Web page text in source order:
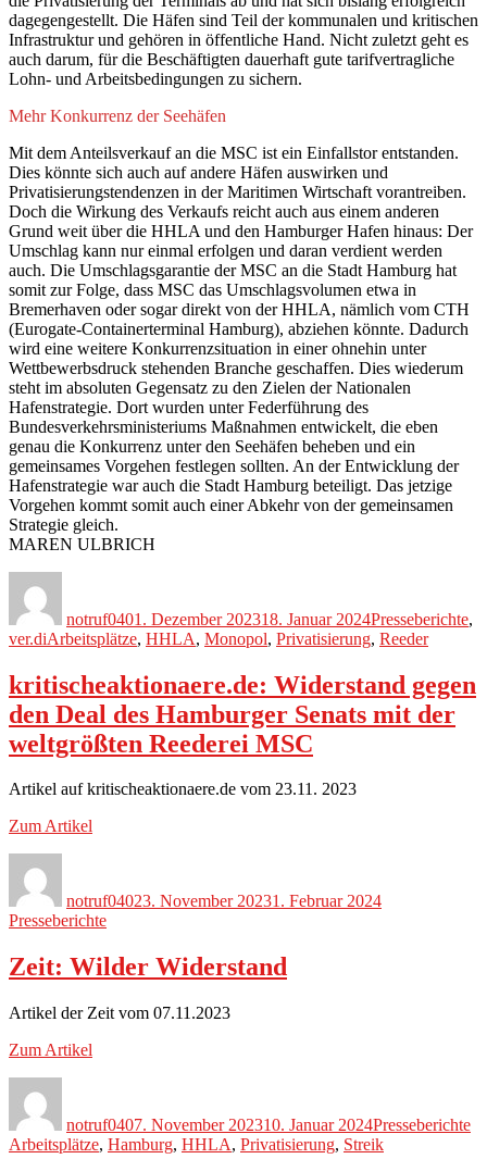
dagegengestellt. Die Häfen sind Teil der kommunalen und kritischen
Infrastruktur und gehören in öffentliche Hand. Nicht zuletzt geht es
auch darum, für die Beschäftigten dauerhaft gute tarifvertragliche
Lohn- und Arbeitsbedingungen zu sichern.
Mehr Konkurrenz der Seehäfen
Mit dem Anteilsverkauf an die MSC ist ein Einfallstor entstanden.
Dies könnte sich auch auf andere Häfen auswirken und
Privatisierungstendenzen in der Maritimen Wirtschaft vorantreiben.
Doch die Wirkung des Verkaufs reicht auch aus einem anderen
Grund weit über die HHLA und den Hamburger Hafen hinaus: Der
Umschlag kann nur einmal erfolgen und daran verdient werden
auch. Die Umschlagsgarantie der MSC an die Stadt Hamburg hat
somit zur Folge, dass MSC das Umschlagsvolumen etwa in
Bremerhaven oder sogar direkt von der HHLA, nämlich vom CTH
(Eurogate-Containerterminal Hamburg), abziehen könnte. Dadurch
wird eine weitere Konkurrenzsituation in einer ohnehin unter
Wettbewerbsdruck stehenden Branche geschaffen. Dies wiederum
steht im absoluten Gegensatz zu den Zielen der Nationalen
Hafenstrategie. Dort wurden unter Federführung des
Bundesverkehrsministeriums Maßnahmen entwickelt, die eben
genau die Konkurrenz unter den Seehäfen beheben und ein
gemeinsames Vorgehen festlegen sollten. An der Entwicklung der
Hafenstrategie war auch die Stadt Hamburg beteiligt. Das jetzige
Vorgehen kommt somit auch einer Abkehr von der gemeinsamen
Strategie gleich.
MAREN ULBRICH
notruf0401. Dezember 202318. Januar 2024Presseberichte,
ver.diSchlagwörter
Arbeitsplätze, HHLA, Monopol, Privatisierung, Reeder
kritischeaktionaere.de: Widerstand gegen
den Deal des Hamburger Senats mit der
weltgrößten Reederei MSC
Artikel auf kritischeaktionaere.de vom 23.11. 2023
Zum Artikel
notruf04023. November 20231. Februar 2024
Presseberichte
Zeit: Wilder Widerstand
Artikel der Zeit vom 07.11.2023
Zum Artikel
notruf0407. November 202310. Januar 2024Presseberichte
Arbeitsplätze, Hamburg, HHLA, Privatisierung, Streik